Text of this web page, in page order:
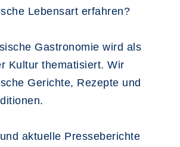
Lebensart erfahren?
Gastronomie wird als
Kultur thematisiert. Wir
Gerichte, Rezepte und
aktuelle Presseberichte